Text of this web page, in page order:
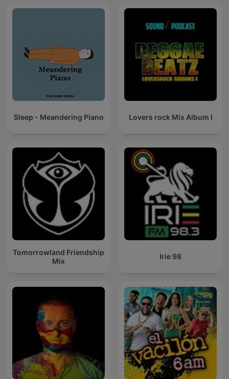
Sleep - Meandering Piano Lovers rock Mix Album I
Tomorrowland Friendship
Mix
Irie 98